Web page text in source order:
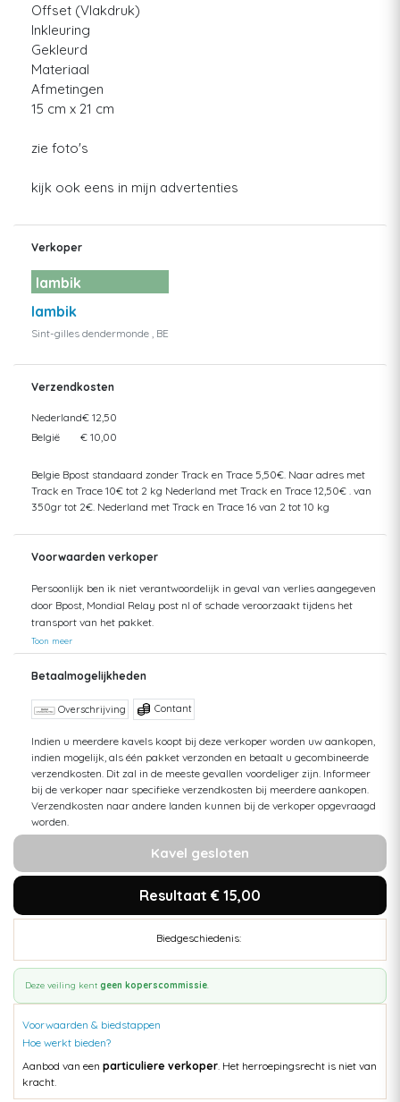
Offset (Vlakdruk)
Inkleuring
Gekleurd
Materiaal
Afmetingen
15 cm x 21 cm
zie foto's
kijk ook eens in mijn advertenties
Verkoper
lambik
lambik
Sint-gilles dendermonde , BE
Verzendkosten
Nederland€ 12,50
België
€ 10,00
Belgie Bpost standaard zonder Track en Trace 5,50€. Naar adres met
Track en Trace 10€ tot 2 kg Nederland met Track en Trace 12,50€ . van
350gr tot 2€. Nederland met Track en Trace 16 van 2 tot 10 kg
Voorwaarden verkoper
Persoonlijk ben ik niet verantwoordelijk in geval van verlies aangegeven
door Bpost, Mondial Relay post nl of schade veroorzaakt tijdens het
transport van het pakket.
Toon meer
Betaalmogelijkheden
Overschrijving Contant
Indien u meerdere kavels koopt bij deze verkoper worden uw aankopen,
indien mogelijk, als één pakket verzonden en betaalt u gecombineerde
verzendkosten. Dit zal in de meeste gevallen voordeliger zijn. Informeer
bij de verkoper naar specifieke verzendkosten bij meerdere aankopen.
Verzendkosten naar andere landen kunnen bij de verkoper opgevraagd
worden.
Kavel gesloten
Resultaat € 15,00
Biedgeschiedenis:
Deze veiling kent geen koperscommissie.
Voorwaarden & biedstappen
Hoe werkt bieden?
Aanbod van een particuliere verkoper. Het herroepingsrecht is niet van
kracht.